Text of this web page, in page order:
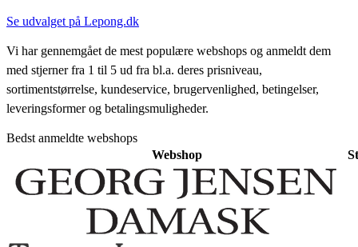
Se udvalget på Lepong.dk
Vi har gennemgået de mest populære webshops og anmeldt dem
med stjerner fra 1 til 5 ud fra bl.a. deres prisniveau,
sortimentstørrelse, kundeservice, brugervenlighed, betingelser,
leveringsformer og betalingsmuligheder.
Bedst anmeldte webshops
Webshop